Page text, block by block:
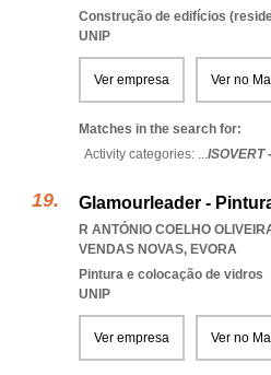
Construção de edifícios
UNIP
Ver empresa Ver no
Matches in the search for:
Activity categories: ...ISOVERT
Glamourleader -
R ANTÓNIO COELHO
VENDAS NOVAS, EVORA
Pintura e colocação de vidros
UNIP
Ver empresa Ver no